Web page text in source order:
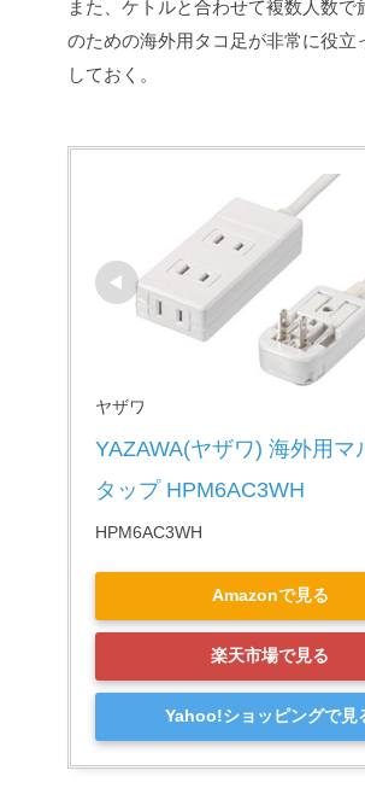
また、ケトルと合わせて複数人数で
のための海外用タコ足が非常に役立
しておく。
ヤザワ
YAZAWA(ヤザワ) 海外用マ
タップ HPM6AC3WH
HPM6AC3WH
Amazonで見る
楽天市場で見る
Yahoo!ショッピングで見